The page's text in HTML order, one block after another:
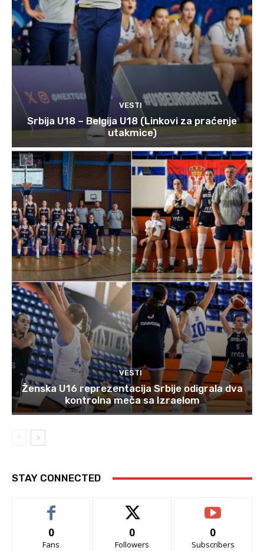
VESTI
Srbija U18 – Belgija U18 (Linkovi za praćenje
utakmice)
VESTI
Ženska U16 reprezentacija Srbije odigrala dva
kontrolna meča sa Izraelom
STAY CONNECTED
0
Fans
0
Followers
0
Subscribers